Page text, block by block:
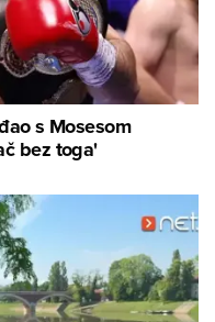
s Mosesom
bez toga'